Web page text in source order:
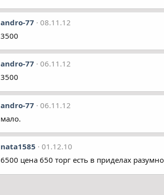
andro-77
08.11.12
3500
andro-77
06.11.12
3500
andro-77
06.11.12
мало.
nata1585
01.12.10
6500 цена 650 торг есть в приделах